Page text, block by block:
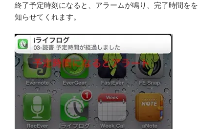
終了予定時刻になると、アラームが鳴り、完了時間をを
知らせてくれます。